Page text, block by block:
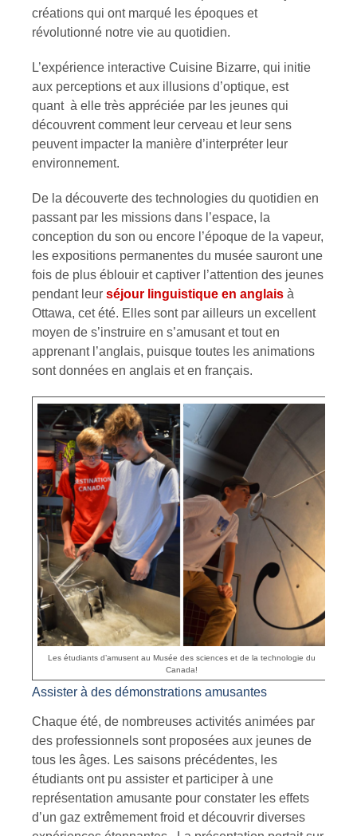
créations qui ont marqué les époques et
révolutionné notre vie au quotidien.
L’expérience interactive Cuisine Bizarre, qui initie
aux perceptions et aux illusions d’optique, est
quant à elle très appréciée par les jeunes qui
découvrent comment leur cerveau et leur sens
peuvent impacter la manière d’interpréter leur
environnement.
De la découverte des technologies du quotidien en
passant par les missions dans l’espace, la
conception du son ou encore l’époque de la vapeur,
les expositions permanentes du musée sauront une
fois de plus éblouir et captiver l’attention des jeunes
pendant leur séjour linguistique en anglais à
Ottawa, cet été. Elles sont par ailleurs un excellent
moyen de s’instruire en s’amusant et tout en
apprenant l’anglais, puisque toutes les animations
sont données en anglais et en français.
Les étudiants d’amusent au Musée des sciences et de la technologie du
Canada!
Assister à des démonstrations amusantes
Chaque été, de nombreuses activités animées par
des professionnels sont proposées aux jeunes de
tous les âges. Les saisons précédentes, les
étudiants ont pu assister et participer à une
représentation amusante pour constater les effets
d’un gaz extrêmement froid et découvrir diverses